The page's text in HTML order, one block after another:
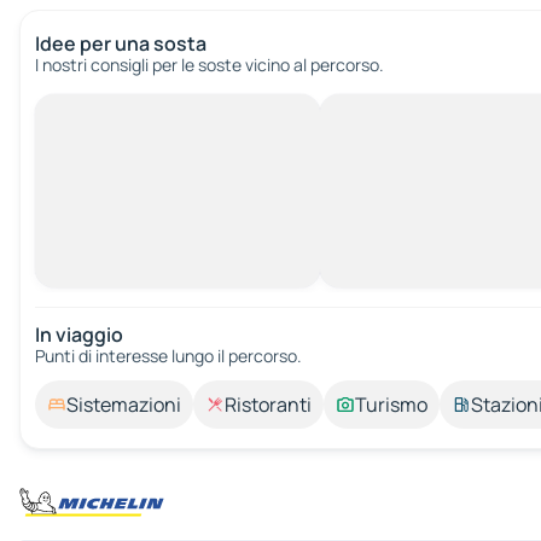
Idee per una sosta
I nostri consigli per le soste vicino al percorso.
In viaggio
Punti di interesse lungo il percorso.
Sistemazioni Ristoranti Turismo